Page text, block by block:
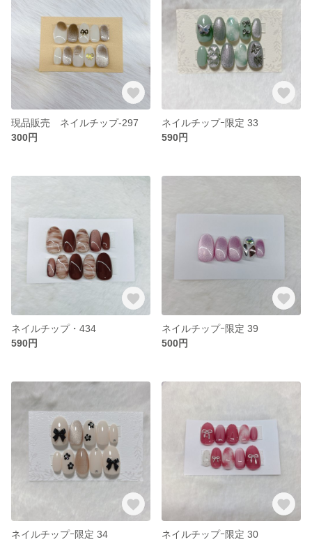
現品販売 ネイルチップ-297
300円
ネイルチップｰ限定 33
590円
ネイルチップ・434
590円
ネイルチップｰ限定 39
500円
ネイルチップｰ限定 34
ネイルチップｰ限定 30